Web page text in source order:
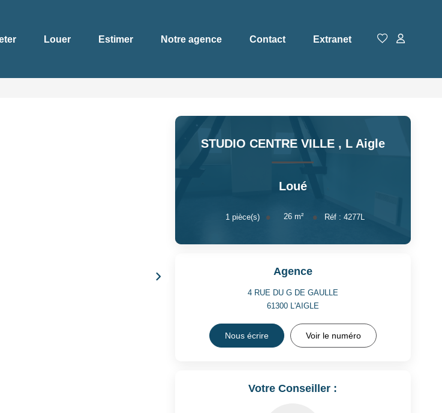
Louer Estimer Notre agence Contact Extranet
STUDIO CENTRE VILLE , L Aigle
Loué
1pièce(s) 26m² Réf :4277L
Agence
4 RUE DU G DE GAULLE
61300 L'AIGLE
Nous écrire Voir le numéro
Votre Conseiller :